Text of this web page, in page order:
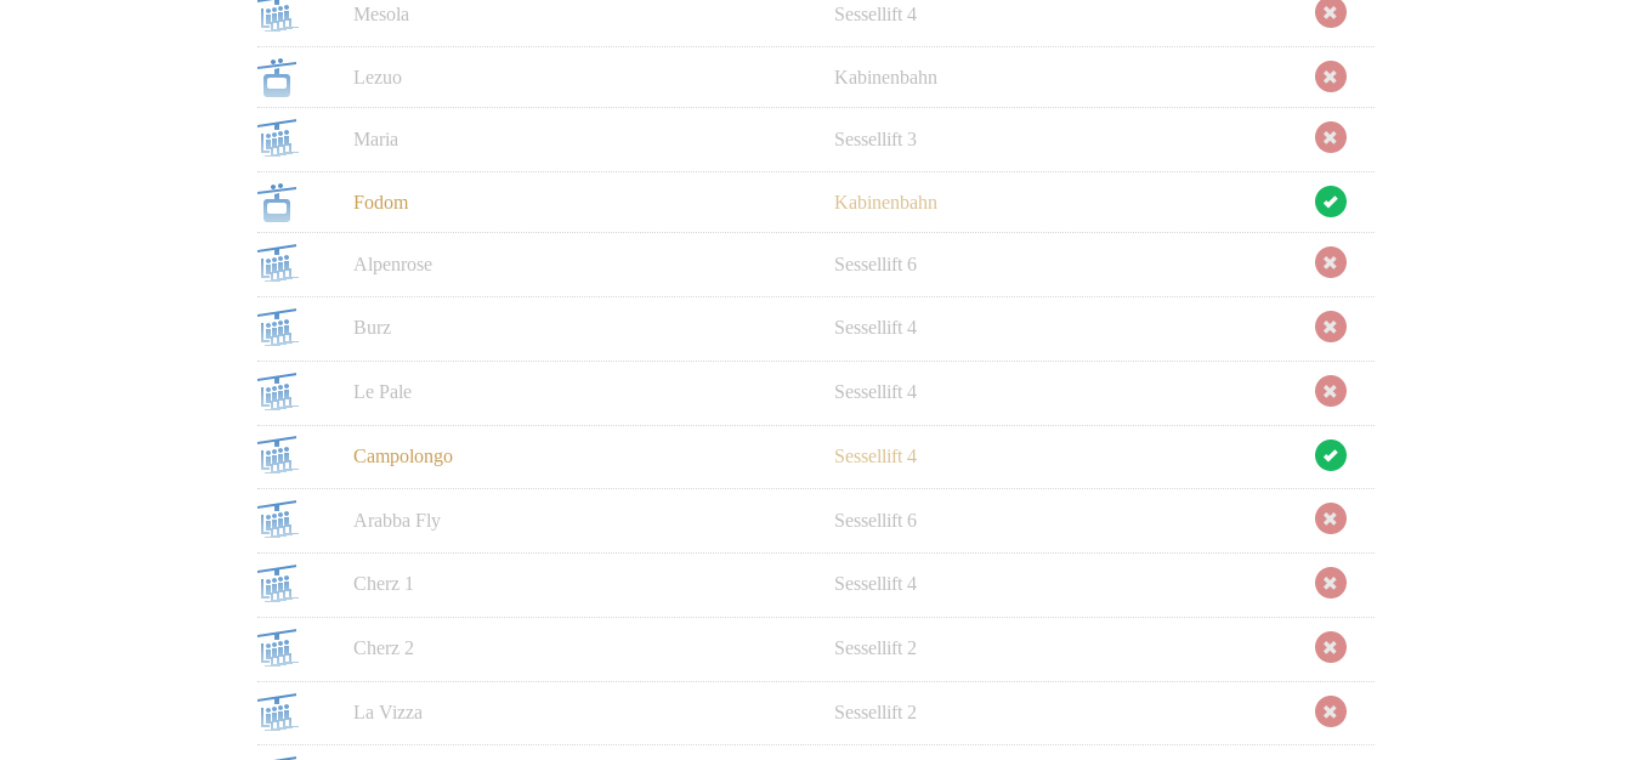
Mesola Sessellift 4
Lezuo Kabinenbahn
Maria Sessellift 3
Fodom Kabinenbahn
Alpenrose Sessellift 6
Burz Sessellift 4
Le Pale Sessellift 4
Campolongo Sessellift 4
Arabba Fly Sessellift 6
Cherz 1 Sessellift 4
Cherz 2 Sessellift 2
La Vizza Sessellift 2